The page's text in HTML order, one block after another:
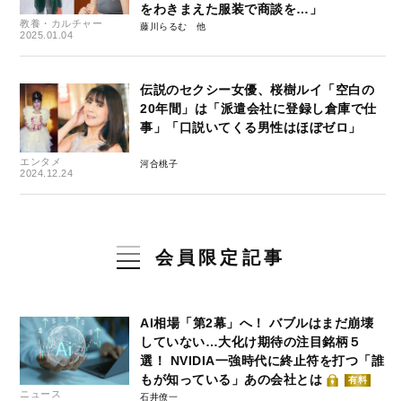
教養・カルチャー
2025.01.04
をわきまえた服装で商談を…」
藤川らるむ
エンタメ
2024.12.24
伝説のセクシー女優、桜樹ルイ「空白の
20年間」は「派遣会社に登録し倉庫で仕
事」「口説いてくる男性はほぼゼロ」
河合桃子
会員限定記事
ニュース
AI相場「第2幕」へ！ バブルはまだ崩壊
していない…大化け期待の注目銘柄５
選！ NVIDIA一強時代に終止符を打つ「誰
もが知っている」あの会社とは
有料
石井僚一